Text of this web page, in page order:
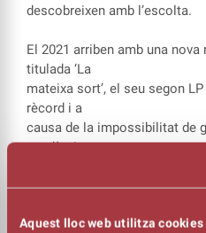
Aquest lloc web utilitza cookies
descobreixen amb l’escolta.
El 2021 arriben amb una
titulada ‘La
mateixa sort’, el seu segon
rècord i a
causa de la impossibilitat de
pandèmia.
Aquest treball és la
l’escena catalana i és que